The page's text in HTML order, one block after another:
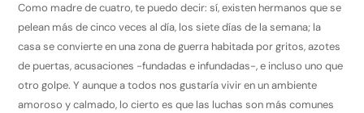
Como madre de cuatro, te puedo decir: sí, existen hermanos que se
pelean más de cinco veces al día, los siete días de la semana; la
casa se convierte en una zona de guerra habitada por gritos, azotes
de puertas, acusaciones -fundadas e infundadas-, e incluso uno que
otro golpe. Y aunque a todos nos gustaría vivir en un ambiente
amoroso y calmado, lo cierto es que las luchas son más comunes